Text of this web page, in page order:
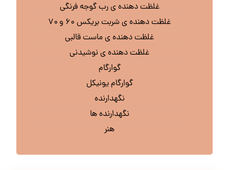
غلظت دهنده ی رب گوجه فرنگی
غلظت دهنده ی شربت بریکس ۶۰ و ۷۰
غلظت دهنده ی ماست قالبی
غلظت دهنده ی نوشیدنی
گوارگام
گوارگام یونیکل
نگهدارنده
نگهدارنده ها
هنر